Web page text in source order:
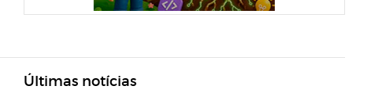
Últimas notícias